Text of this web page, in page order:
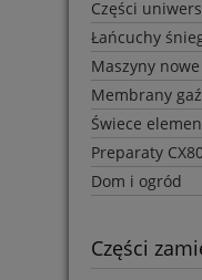
Części
Łańcuchy
Maszyny
Membrany
Świece
Preparaty
Dom i ogród
Części